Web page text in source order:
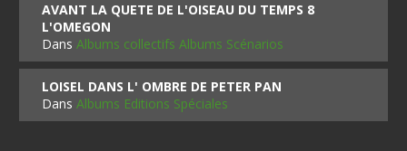
AVANT LA QUETE DE L'OISEAU DU TEMPS 8
L'OMEGON
DansAlbums collectifs Albums Scénarios
LOISEL DANS L' OMBRE DE PETER PAN
DansAlbums Editions Spéciales